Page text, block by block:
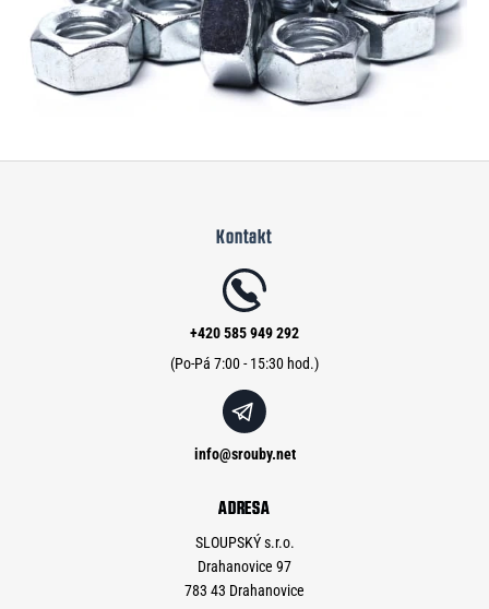
Kontakt
info@srouby.net
+420 585 949 292
ADRESA
SLOUPSKÝ s.r.o.
Drahanovice 97
783 43 Drahanovice